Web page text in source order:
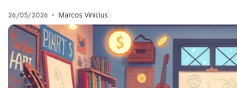
26/05/2026 • Marcos Vinicius